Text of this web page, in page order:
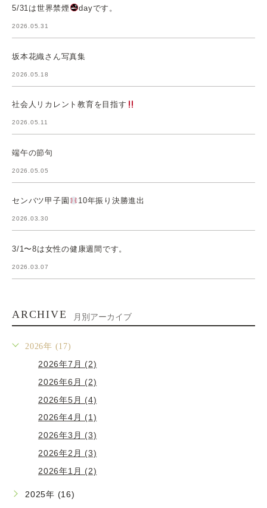
5/31は世界禁煙 dayです。
2026.05.31
坂本花織さん写真集
2026.05.18
社会人リカレント教育を目指す
2026.05.11
端午の節句
2026.05.05
センバツ甲子園 10年振り決勝進出
2026.03.30
3/1〜8は女性の健康週間です。
2026.03.07
ARCHIVE 月別アーカイブ
2026年 (17)
2026年7月 (2)
2026年6月 (2)
2026年5月 (4)
2026年4月 (1)
2026年3月 (3)
2026年2月 (3)
2026年1月 (2)
2025年 (16)